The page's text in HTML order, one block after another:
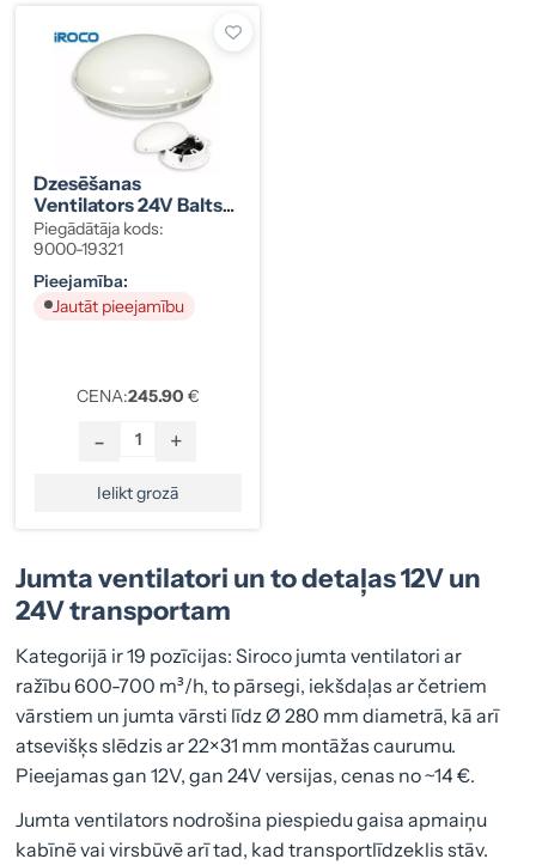
Dzesēšanas
Ventilators 24V Balts
(9000-19321)
Piegādātāja kods:
9000-19321
Pieejamība:
Jautāt pieejamību
CENA:245.90 €
- +
Ielikt grozā
Jumta ventilatori un to detaļas 12V un
24V transportam
Kategorijā ir 19 pozīcijas: Siroco jumta ventilatori ar
ražību 600-700 m³/h, to pārsegi, iekšdaļas ar četriem
vārstiem un jumta vārsti līdz Ø 280 mm diametrā, kā arī
atsevišķs slēdzis ar 22×31 mm montāžas caurumu.
Pieejamas gan 12V, gan 24V versijas, cenas no ~14 €.
Jumta ventilators nodrošina piespiedu gaisa apmaiņu
kabīnē vai virsbūvē arī tad, kad transportlīdzeklis stāv.